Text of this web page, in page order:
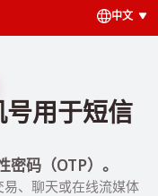
中文
用于短信
码（OTP）。
、聊天或在线流媒体